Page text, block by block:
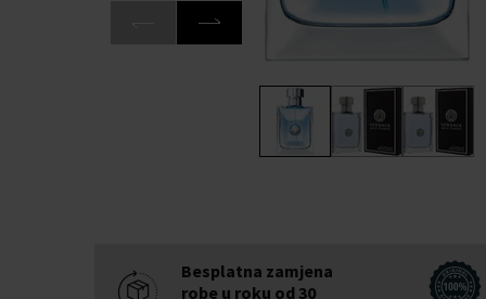
Besplatna zamjena
robe u roku od 30